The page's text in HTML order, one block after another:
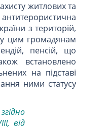
житлових та
з територій,
цим громадянам
пенсій, що
встановлено
на підставі
ними статусу
, від